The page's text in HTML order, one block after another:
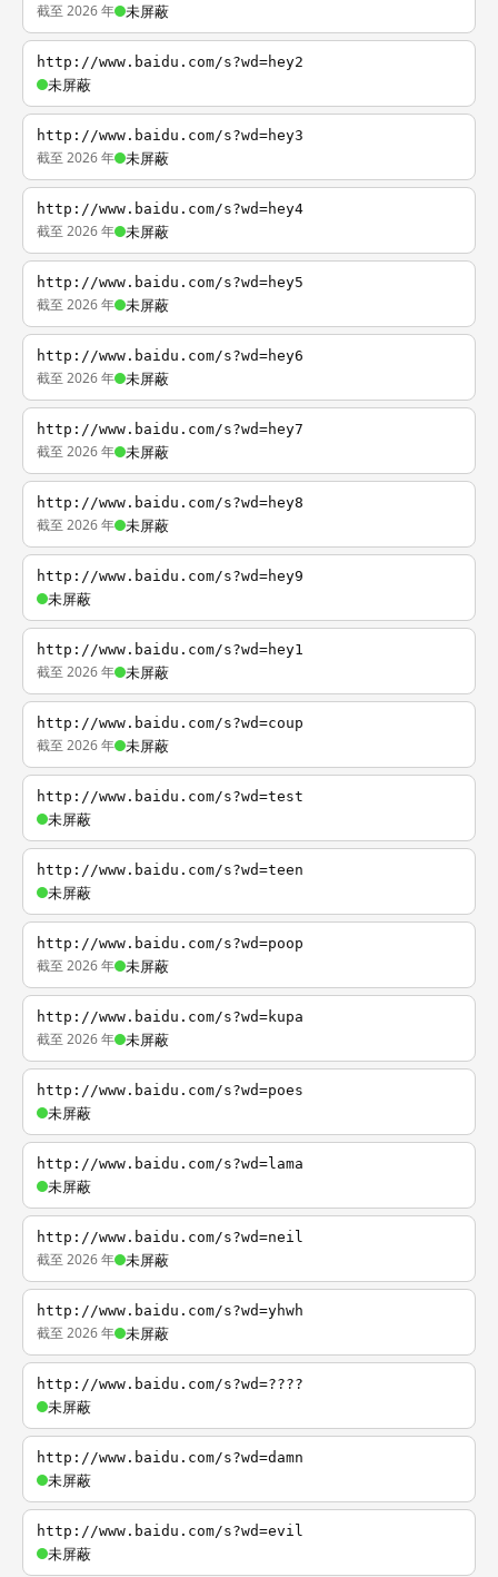
截至 2026 年 未屏蔽
http://www.baidu.com/s?wd=hey2
未屏蔽
http://www.baidu.com/s?wd=hey3
截至 2026 年 未屏蔽
http://www.baidu.com/s?wd=hey4
截至 2026 年 未屏蔽
http://www.baidu.com/s?wd=hey5
截至 2026 年 未屏蔽
http://www.baidu.com/s?wd=hey6
截至 2026 年 未屏蔽
http://www.baidu.com/s?wd=hey7
截至 2026 年 未屏蔽
http://www.baidu.com/s?wd=hey8
截至 2026 年 未屏蔽
http://www.baidu.com/s?wd=hey9
未屏蔽
http://www.baidu.com/s?wd=hey1
截至 2026 年 未屏蔽
http://www.baidu.com/s?wd=coup
截至 2026 年 未屏蔽
http://www.baidu.com/s?wd=test
未屏蔽
http://www.baidu.com/s?wd=teen
未屏蔽
http://www.baidu.com/s?wd=poop
截至 2026 年 未屏蔽
http://www.baidu.com/s?wd=kupa
截至 2026 年 未屏蔽
http://www.baidu.com/s?wd=poes
未屏蔽
http://www.baidu.com/s?wd=lama
未屏蔽
http://www.baidu.com/s?wd=neil
截至 2026 年 未屏蔽
http://www.baidu.com/s?wd=yhwh
截至 2026 年 未屏蔽
http://www.baidu.com/s?wd=????
未屏蔽
http://www.baidu.com/s?wd=damn
未屏蔽
http://www.baidu.com/s?wd=evil
未屏蔽